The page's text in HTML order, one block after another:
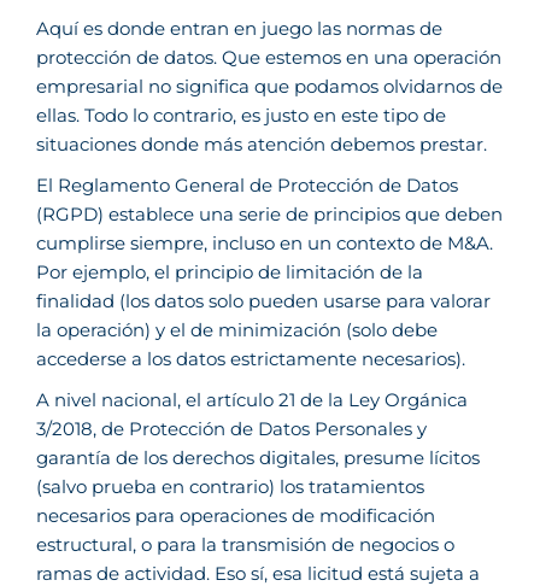
Aquí es donde entran en juego las normas de
protección de datos. Que estemos en una operación
empresarial no significa que podamos olvidarnos de
ellas. Todo lo contrario, es justo en este tipo de
situaciones donde más atención debemos prestar.
El Reglamento General de Protección de Datos
(RGPD) establece una serie de principios que deben
cumplirse siempre, incluso en un contexto de M&A.
Por ejemplo, el principio de limitación de la
finalidad (los datos solo pueden usarse para valorar
la operación) y el de minimización (solo debe
accederse a los datos estrictamente necesarios).
A nivel nacional, el artículo 21 de la Ley Orgánica
3/2018, de Protección de Datos Personales y
garantía de los derechos digitales, presume lícitos
(salvo prueba en contrario) los tratamientos
necesarios para operaciones de modificación
estructural, o para la transmisión de negocios o
ramas de actividad. Eso sí, esa licitud está sujeta a